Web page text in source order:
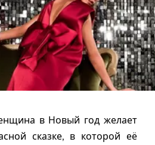
в Новый год желает
сказке, в которой её